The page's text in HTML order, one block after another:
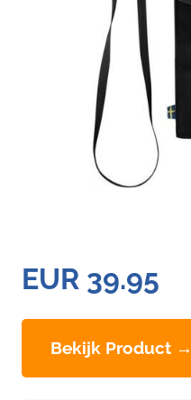
EUR 39.95
Bekijk Product →